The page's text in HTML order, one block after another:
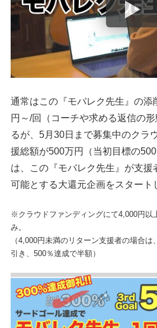
通常はこの『モバレク先生』の添
円～/回（コーチや求める返信の
るが、5月30日まで募集中のクラ
援総額が500万円（当初目標の
は、この『モバレク先生』が支援
可能とする大還元企画をスタート
※クラウドファンディングにて4,000円以
み。
（4,000円未満のリターン支援者の場合
引き、500％達成で半額）